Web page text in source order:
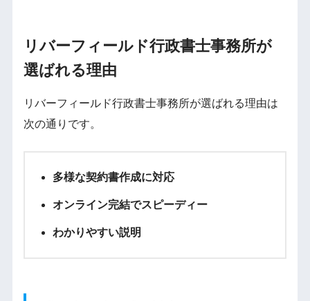
リバーフィールド行政書士事務所が
選ばれる理由
リバーフィールド行政書士事務所が選ばれる理由は
次の通りです。
多様な契約書作成に対応
オンライン完結でスピーディー
わかりやすい説明